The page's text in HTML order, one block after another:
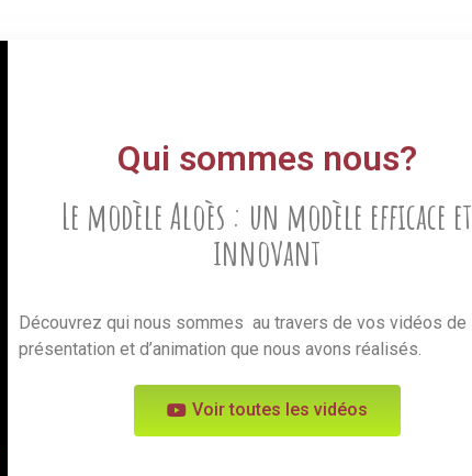
Qui sommes nous?
Le modèle Aloès : un modèle efficace et
innovant
Découvrez qui nous sommes au travers de vos vidéos de
présentation et d’animation que nous avons réalisés.
Voir toutes les vidéos